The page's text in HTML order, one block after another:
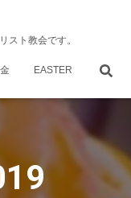
スト教会です。
EASTER